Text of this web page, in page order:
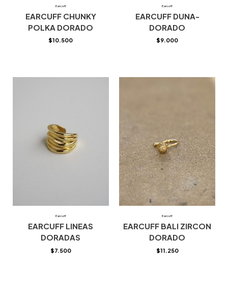
Earcuff
EARCUFF CHUNKY
POLKA DORADO
$10.500
Earcuff
EARCUFF DUNA-
DORADO
$9.000
Earcuff
EARCUFF LINEAS
DORADAS
$7.500
Earcuff
EARCUFF BALI ZIRCON
DORADO
$11.250